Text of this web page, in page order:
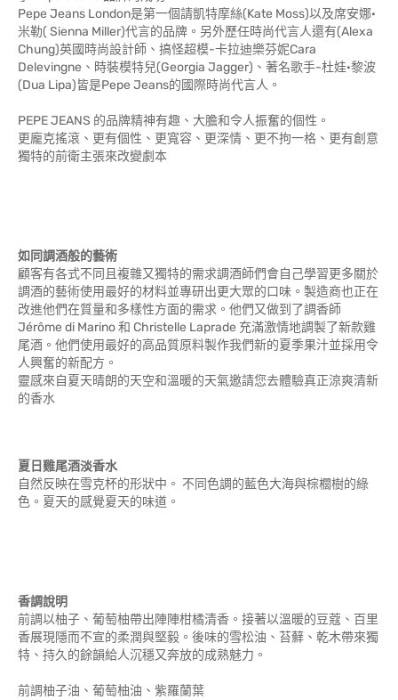
Pepe Jeans London是第一個請凱特摩絲(Kate Moss)以及席安娜·
米勒( Sienna Miller)代言的品牌。另外歷任時尚代言人還有(Alexa
Chung)英國時尚設計師、搞怪超模-卡拉迪樂芬妮Cara
Delevingne、時裝模特兒(Georgia Jagger)、著名歌手-杜娃·黎波
(Dua Lipa)皆是Pepe Jeans的國際時尚代言人。
PEPE JEANS 的品牌精神有趣、大膽和令人振奮的個性。
更龐克搖滾、更有個性、更寬容、更深情、更不拘一格、更有創意
獨特的前衛主張來改變劇本
如同調酒般的藝術
顧客有各式不同且複雜又獨特的需求調酒師們會自己學習更多關於
調酒的藝術使用最好的材料並專研出更大眾的口味。製造商也正在
改進他們在質量和多樣性方面的需求。他們又做到了調香師
Jérôme di Marino 和 Christelle Laprade 充滿激情地調製了新款雞
尾酒。他們使用最好的高品質原料製作我們新的夏季果汁並採用令
人興奮的新配方。
靈感來自夏天晴朗的天空和溫暖的天氣邀請您去體驗真正涼爽清新
的香水
夏日雞尾酒淡香水
自然反映在雪克杯的形狀中。 不同色調的藍色大海與棕櫚樹的綠
色。夏天的感覺夏天的味道。
香調說明
前調以柚子、葡萄柚帶出陣陣柑橘清香。接著以溫暖的豆蔻、百里
香展現隱而不宣的柔潤與堅毅。後味的雪松油、苔蘚、乾木帶來獨
特、持久的餘韻給人沉穩又奔放的成熟魅力。
前調柚子油、葡萄柚油、紫羅蘭葉